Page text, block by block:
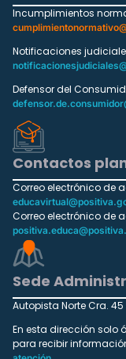
Incumplimientos
Notificaciones
Defensor del
Contactos
Correo electrónico de
Correo electrónico de
Sede
Autopista Norte Cra.
En esta dirección solo
para recibir